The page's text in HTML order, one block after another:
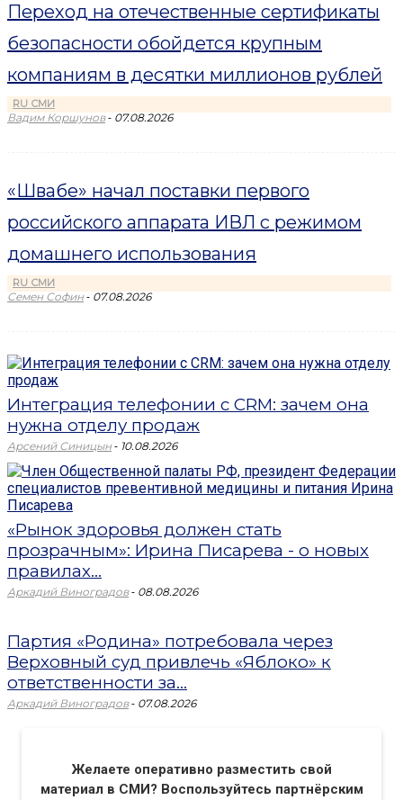
Переход на отечественные сертификаты
безопасности обойдется крупным
компаниям в десятки миллионов рублей
RU СМИ
Вадим Коршунов - 07.08.2026
«Швабе» начал поставки первого
российского аппарата ИВЛ с режимом
домашнего использования
RU СМИ
Семен Софин - 07.08.2026
Интеграция телефонии с CRM: зачем она
нужна отделу продаж
Арсений Синицын - 10.08.2026
«Рынок здоровья должен стать
прозрачным»: Ирина Писарева - о новых
правилах...
Аркадий Виноградов - 08.08.2026
Партия «Родина» потребовала через
Верховный суд привлечь «Яблоко» к
ответственности за...
Аркадий Виноградов - 07.08.2026
Желаете оперативно разместить свой
материал в СМИ? Воспользуйтесь партнёрским